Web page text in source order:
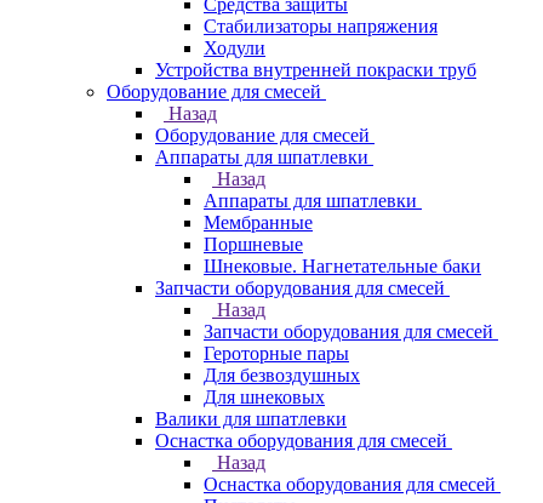
Средства защиты
Стабилизаторы напряжения
Ходули
Устройства внутренней покраски труб
Оборудование для смесей
Назад
Оборудование для смесей
Аппараты для шпатлевки
Назад
Аппараты для шпатлевки
Мембранные
Поршневые
Шнековые. Нагнетательные баки
Запчасти оборудования для смесей
Назад
Запчасти оборудования для смесей
Героторные пары
Для безвоздушных
Для шнековых
Валики для шпатлевки
Оснастка оборудования для смесей
Назад
Оснастка оборудования для смесей